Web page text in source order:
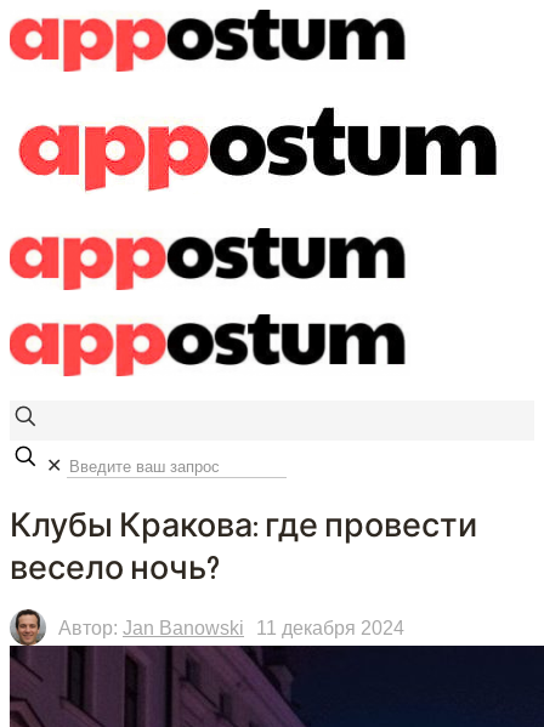
✕
Клубы Кракова: где провести
весело ночь?
Автор: Jan Banowski 11 декабря 2024